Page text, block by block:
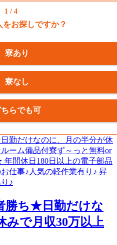
1 / 4
お探しですか？
寮あり
寮なし
ちらでも可
勝ち★日勤だけな
みで月収30万以上